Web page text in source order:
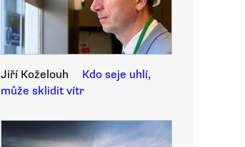
Jiří Koželouh
Kdo seje uhlí,
může sklidit vítr